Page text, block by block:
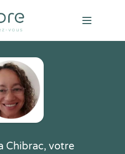
Open
Chibrac, votre